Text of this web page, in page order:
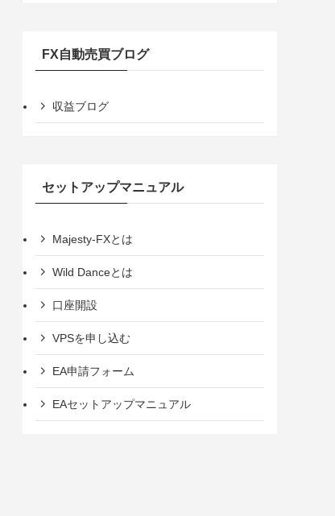
FX自動売買ブログ
収益ブログ
セットアップマニュアル
Majesty-FXとは
Wild Danceとは
口座開設
VPSを申し込む
EA申請フォーム
EAセットアップマニュアル